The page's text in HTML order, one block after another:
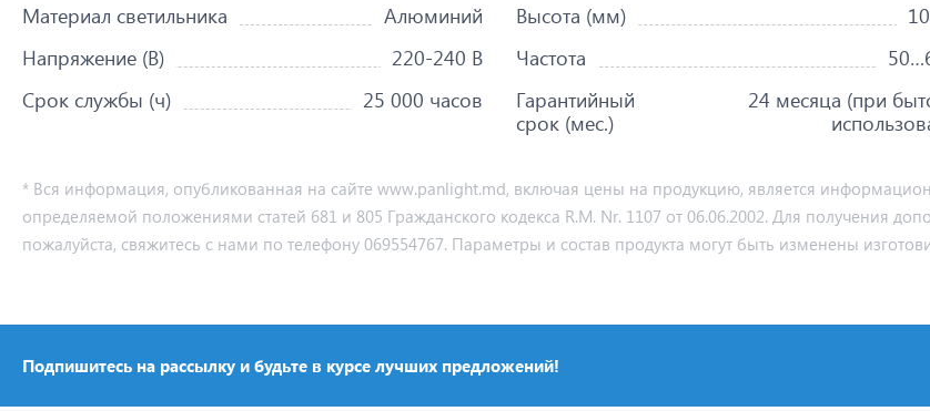
Материал светильника
Алюминий Высота (мм)
Напряжение (В)
220-240 В Частота
Срок службы (ч)
25 000 часов
Гарантийный
срок (мес.)
24 месяца (при
* Вся информация, опубликованная на сайте www.panlight.md, включая цены на продукцию, является
определяемой положениями статей 681 и 805 Гражданского кодекса R.M. Nr. 1107 от 06.06.2002. Для получения
пожалуйста, свяжитесь с нами по телефону 069554767. Параметры и состав продукта могут быть изменены
Подпишитесь на рассылку и будьте в курсе лучших предложений!